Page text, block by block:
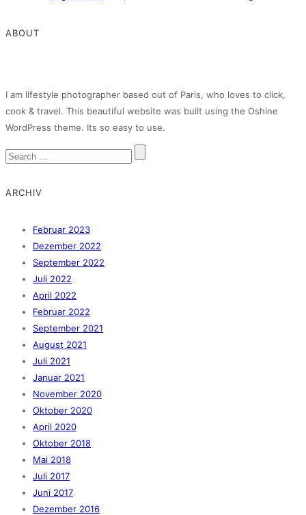
ABOUT
I am lifestyle photographer based out of Paris, who loves to click,
cook & travel. This beautiful website was built using the Oshine
WordPress theme. Its so easy to use.
ARCHIV
Februar 2023
Dezember 2022
September 2022
Juli 2022
April 2022
Februar 2022
September 2021
August 2021
Juli 2021
Januar 2021
November 2020
Oktober 2020
April 2020
Oktober 2018
Mai 2018
Juli 2017
Juni 2017
Dezember 2016